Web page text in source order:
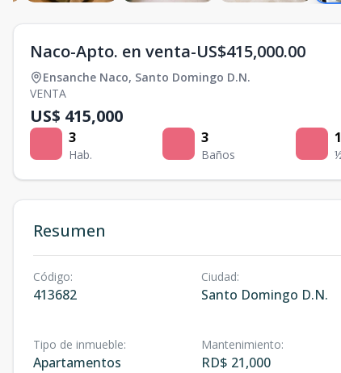
Naco-Apto. en venta-US$415,000.00
Ensanche Naco, Santo Domingo D.N.
VENTA
US$ 415,000
3
Hab.
3
Baños
1
Resumen
Código:
413682
Ciudad:
Santo Domingo D.N.
Tipo de inmueble:
Apartamentos
Mantenimiento:
RD$ 21,000